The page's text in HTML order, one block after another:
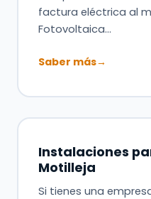
factura eléctrica al
Fotovoltaica…
Saber más→
Instalaciones
Motilleja
Si tienes una